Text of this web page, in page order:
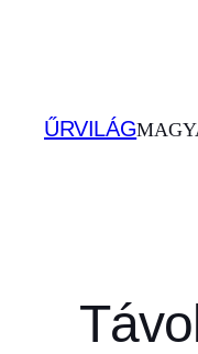
ŰRVILÁG